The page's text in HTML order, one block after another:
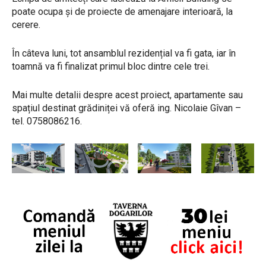
poate ocupa și de proiecte de amenajare interioară, la
cerere.
În câteva luni, tot ansamblul rezidențial va fi gata, iar în
toamnă va fi finalizat primul bloc dintre cele trei.
Mai multe detalii despre acest proiect, apartamente sau
spațiul destinat grădiniței vă oferă ing. Nicolaie Gîvan –
tel. 0758086216.